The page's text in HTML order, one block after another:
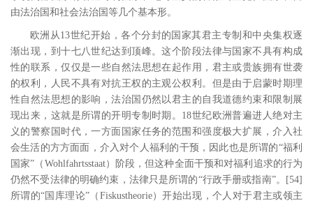
由法治国和社会法治国等几个基本形。
欧洲从13世纪开始，各个分封的国家其君主专制和中央集权逐
渐出现，到十七八世纪达到顶峰。这个阶段法律与国家不具有构成
性的联系，仅仅是一些自然法思想在起作用，君主或贵族拥有世袭
的权利，人民不具有对抗王权的主观公权利。但是由于启蒙时期理
性自然法思想的影响，法治国仍然以君主的自我道德约束和限制展
现出来，这就是所谓的开明专制时期。 18世纪欧洲普遍进人绝对主
义的警察国时代，一方面国家任务的范围和强度极大扩展，介入社
会生活的方方面面，介入对个人福利的干预，因此也是所谓的“福利
国家”（ Wohlfahrtsstaat）阶段，但这种全面干预和对福利追求的行为
仍然不受法律的明确约束，法律只是所谓的“行政手册或指南”。
[54]
所谓的“国库理论”（ Fiskustheorie）开始出现，个人对于君主或领主